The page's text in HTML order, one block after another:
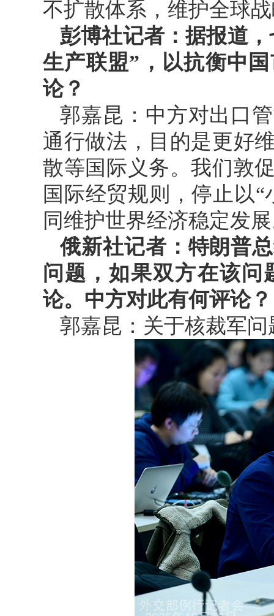
不扩散体系，维护全球
彭博社记者：据报道
生产联盟”，以抗衡中
论？
郭嘉昆：中方对出口
通行做法，目的是更好
散等国际义务。我们敦
国际经贸规则，停止以
同维护世界经济稳定发
俄新社记者：特朗普
问题，如果双方在该问
论。中方对此有何评论？
郭嘉昆：关于核裁军